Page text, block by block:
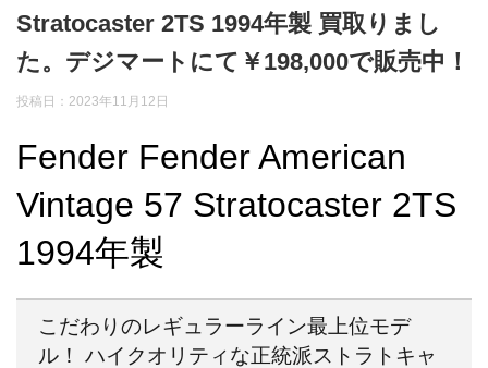
Stratocaster 2TS 1994年製 買取りまし
た。デジマートにて￥198,000で販売中！
投稿日：2023年11月12日
Fender Fender American
Vintage 57 Stratocaster 2TS
1994年製
こだわりのレギュラーライン最上位モデ
ル！ ハイクオリティな正統派ストラトキャ